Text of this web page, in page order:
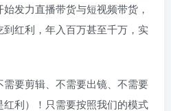
发力直播带货与短视频带货，
红利，年入百万甚至千万，实
要剪辑、不需要出镜、不需要
利）！只需要按照我们的模式